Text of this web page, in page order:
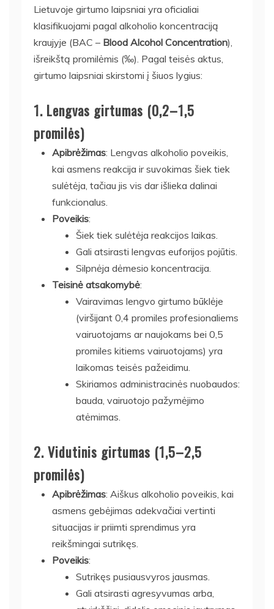
Lietuvoje girtumo laipsniai yra oficialiai
klasifikuojami pagal alkoholio koncentraciją
kraujyje (BAC – Blood Alcohol Concentration),
išreikštą promilėmis (‰). Pagal teisės aktus,
girtumo laipsniai skirstomi į šiuos lygius:
1. Lengvas girtumas (0,2–1,5
promilės)
Apibrėžimas: Lengvas alkoholio poveikis,
kai asmens reakcija ir suvokimas šiek tiek
sulėtėja, tačiau jis vis dar išlieka dalinai
funkcionalus.
Poveikis:
Šiek tiek sulėtėja reakcijos laikas.
Gali atsirasti lengvas euforijos pojūtis.
Silpnėja dėmesio koncentracija.
Teisinė atsakomybė:
Vairavimas lengvo girtumo būklėje
(viršijant 0,4 promiles profesionaliems
vairuotojams ar naujokams bei 0,5
promiles kitiems vairuotojams) yra
laikomas teisės pažeidimu.
Skiriamos administracinės nuobaudos:
bauda, vairuotojo pažymėjimo
atėmimas.
2.Vidutinis girtumas (1,5–2,5
promilės)
Apibrėžimas: Aiškus alkoholio poveikis, kai
asmens gebėjimas adekvačiai vertinti
situacijas ir priimti sprendimus yra
reikšmingai sutrikęs.
Poveikis:
Sutrikęs pusiausvyros jausmas.
Gali atsirasti agresyvumas arba,